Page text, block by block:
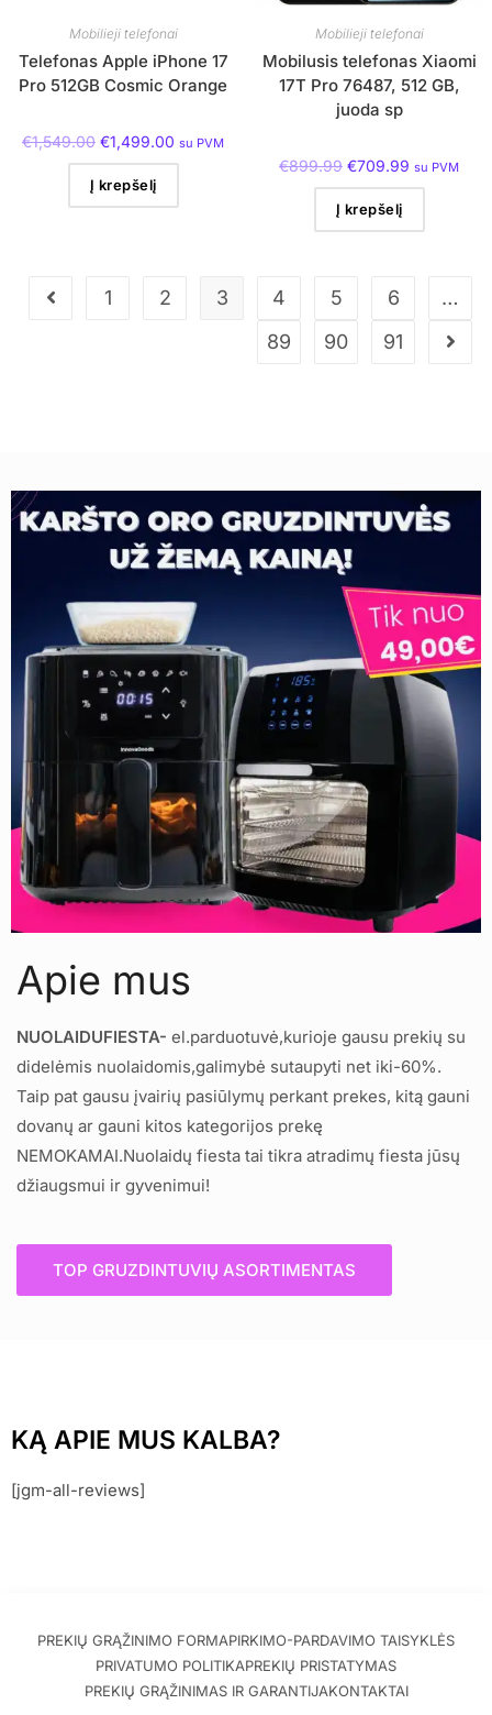
Mobilieji telefonai
Telefonas Apple iPhone 17
Pro 512GB Cosmic Orange
€1,549.00 €1,499.00 su PVM
Į krepšelį
Mobilieji telefonai
Mobilusis telefonas Xiaomi
17T Pro 76487, 512 GB,
juoda sp
€899.99 €709.99 su PVM
Į krepšelį
1 2 3 4 5 6
…
89
90 91
Apie mus
NUOLAIDUFIESTA- el.parduotuvė,kurioje gausu prekių su
didelėmis nuolaidomis,galimybė sutaupyti net iki-60%.
Taip pat gausu įvairių pasiūlymų perkant prekes, kitą gauni
dovanų ar gauni kitos kategorijos prekę
NEMOKAMAI.Nuolaidų fiesta tai tikra atradimų fiesta jūsų
džiaugsmui ir gyvenimui!
TOP GRUZDINTUVIŲ ASORTIMENTAS
KĄ APIE MUS KALBA?
[jgm-all-reviews]
PREKIŲ GRĄŽINIMO FORMAPIRKIMO-PARDAVIMO TAISYKLĖS
PRIVATUMO POLITIKAPREKIŲ PRISTATYMAS
PREKIŲ GRĄŽINIMAS IR GARANTIJAKONTAKTAI